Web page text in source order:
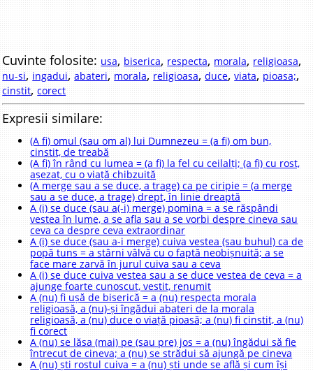
Cuvinte folosite: usa, biserica, respecta, morala, religioasa,
nu-si, ingadui,abateri, morala, religioasa,duce,viata, pioasa;,
cinstit,corect
Expresii similare:
(A fi) omul (sau om al) lui Dumnezeu = (a fi) om bun,
cinstit, de treabă
(A fi) în rând cu lumea = (a fi) la fel cu ceilalți; (a fi) cu rost,
așezat, cu o viață chibzuită
(A merge sau a se duce, a trage) ca pe ciripie = (a merge
sau a se duce, a trage) drept, în linie dreaptă
A (i) se duce (sau a(-i) merge) pomina = a se răspândi
vestea în lume, a se afla sau a se vorbi despre cineva sau
ceva ca despre ceva extraordinar
A (i) se duce (sau a-i merge) cuiva vestea (sau buhul) ca de
popă tuns = a stârni vâlvă cu o faptă neobișnuită; a se
face mare zarvă în jurul cuiva sau a ceva
A (i) se duce cuiva vestea sau a se duce vestea de ceva = a
ajunge foarte cunoscut, vestit, renumit
A (nu) fi ușă de biserică = a (nu) respecta morala
religioasă, a (nu)-și îngădui abateri de la morala
religioasă, a (nu) duce o viață pioasă; a (nu) fi cinstit, a (nu)
fi corect
A (nu) se lăsa (mai) pe (sau pre) jos = a (nu) îngădui să fie
întrecut de cineva; a (nu) se strădui să ajungă pe cineva
A (nu) ști rostul cuiva = a (nu) ști unde se află și cum își